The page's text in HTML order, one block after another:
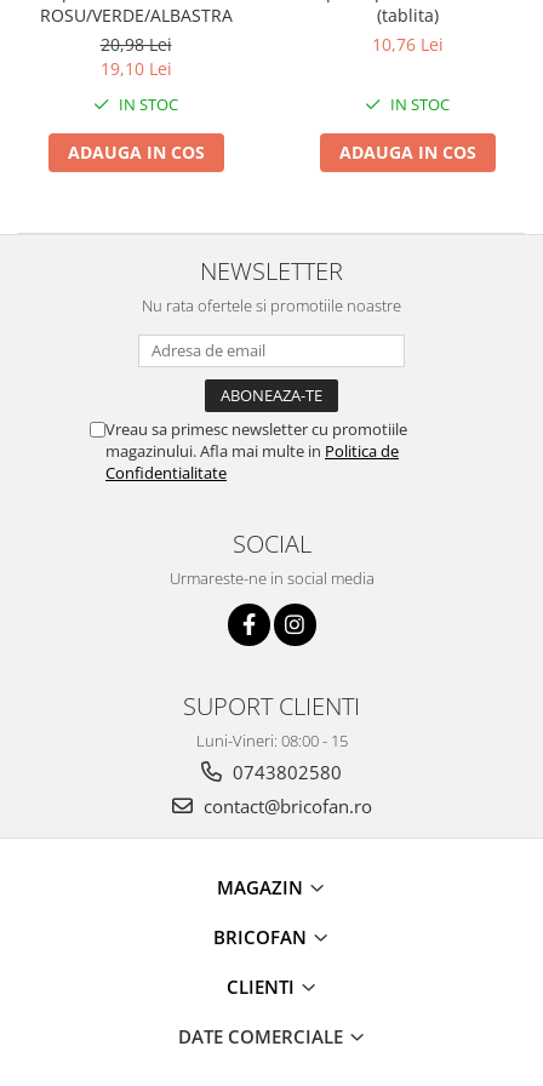
Biciclete, trotinete, triciclete
Biciclete electrice
Gradina
Motoburghie si accesorii
Motoburghie
Drujbe, fierastraie electrice
Drujbe pe benzina
Drujbe cu acumulator
Consumabile drujbe, fierastraie
Drujbe electrice
Unelte electrice busteni
Mori pentru cereale
Mori pentru fructe si legume
Tocatoare furaje si crengi
Tocatoare furaje
Motocoase, Trimmere si Masini de
Motocositori cu motoare 2T
ROSU/VERDE/ALBASTRA
20,98 Lei
19,10 Lei
IN STOC
ADAUGA IN COS
(tablita)
10,76 Lei
IN STOC
ADAUGA IN COS
NEWSLETTER
Nu rata ofertele si promotiile noastre
Vreau sa primesc newsletter cu promotiile
magazinului. Afla mai multe in Politica de
Confidentialitate
SOCIAL
Urmareste-ne in social media
SUPORT CLIENTI
Luni-Vineri: 08:00 - 15
0743802580
contact@bricofan.ro
MAGAZIN
BRICOFAN
CLIENTI
DATE COMERCIALE